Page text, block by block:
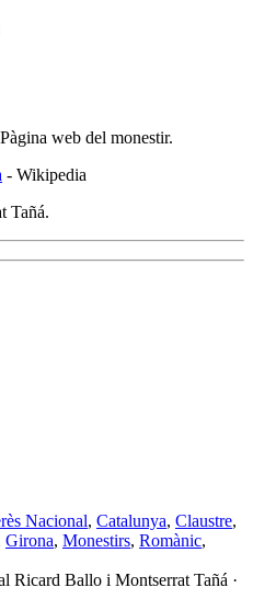
web del monestir.
- Wikipedia
Tañá.
Nacional, Catalunya, Claustre,
Girona, Monestirs, Romànic,
Ricard Ballo i Montserrat Tañá ·